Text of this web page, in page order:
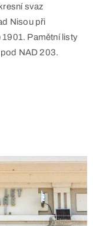
svaz
Nisou při
Pamětní listy
NAD 203.